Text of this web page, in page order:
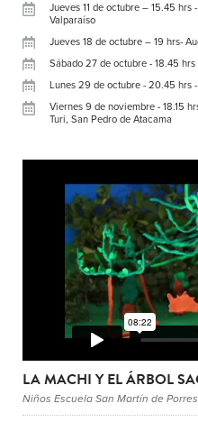
Jueves 11 de octubre – 15.45 hrs
Valparaíso
Jueves 18 de octubre – 19 hrs-
Sábado 27 de octubre - 18.45
Lunes 29 de octubre - 20.45 hrs
Viernes 9 de noviembre - 18.15
Turi, San Pedro de Atacama
LA MACHI Y EL ÁRBOL
Niños Escuela San Martín de